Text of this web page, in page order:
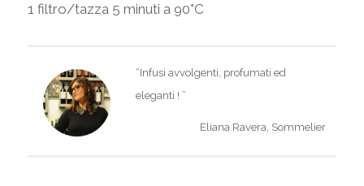
1 filtro/tazza 5 minuti a 90°C
“Infusi avvolgenti, profumati ed
eleganti ! ”
Eliana Ravera, Sommelier